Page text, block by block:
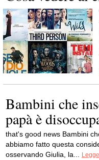
Bambini che
papà è
that's good news Bambini
abbiamo fatto questa
osservando Giulia, la...